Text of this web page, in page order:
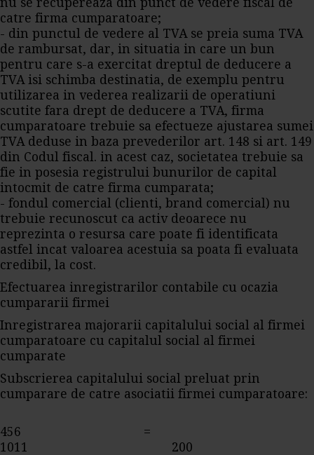
nu se recupereaza din punct de vedere fiscal de
catre firma cumparatoare;
- din punctul de vedere al TVA se preia suma TVA
de rambursat, dar, in situatia in care un bun
pentru care s-a exercitat dreptul de deducere a
TVA isi schimba destinatia, de exemplu pentru
utilizarea in vederea realizarii de operatiuni
scutite fara drept de deducere a TVA, firma
cumparatoare trebuie sa efectueze ajustarea sumei
TVA deduse in baza prevederilor art. 148 si art. 149
din Codul fiscal. in acest caz, societatea trebuie sa
fie in posesia registrului bunurilor de capital
intocmit de catre firma cumparata;
- fondul comercial (clienti, brand comercial) nu
trebuie recunoscut ca activ deoarece nu
reprezinta o resursa care poate fi identificata
astfel incat valoarea acestuia sa poata fi evaluata
credibil, la cost.
Efectuarea inregistrarilor contabile cu ocazia
cumpararii firmei
Inregistrarea majorarii capitalului social al firmei
cumparatoare cu capitalul social al firmei
cumparate
Subscrierea capitalului social preluat prin
cumparare de catre asociatii firmei cumparatoare:
456 =
1011 200